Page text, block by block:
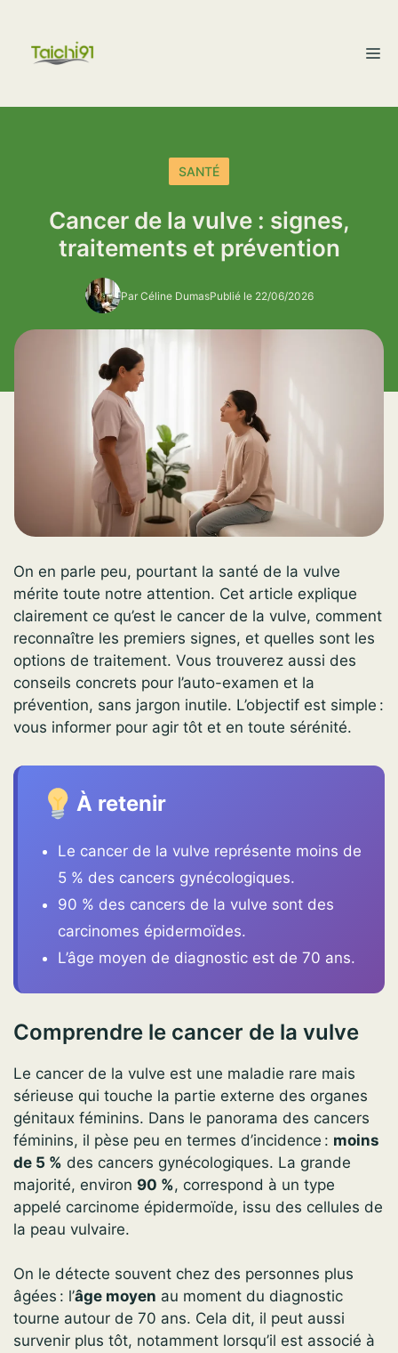
contenu
SANTÉ
Cancer de la vulve : signes,
traitements et prévention
Par Céline DumasPublié le 22/06/2026
On en parle peu, pourtant la santé de la vulve
mérite toute notre attention. Cet article explique
clairement ce qu’est le cancer de la vulve, comment
reconnaître les premiers signes, et quelles sont les
options de traitement. Vous trouverez aussi des
conseils concrets pour l’auto-examen et la
prévention, sans jargon inutile. L’objectif est simple :
vous informer pour agir tôt et en toute sérénité.
À retenir
Le cancer de la vulve représente moins de
5 % des cancers gynécologiques.
90 % des cancers de la vulve sont des
carcinomes épidermoïdes.
L’âge moyen de diagnostic est de 70 ans.
Comprendre le cancer de la vulve
Le cancer de la vulve est une maladie rare mais
sérieuse qui touche la partie externe des organes
génitaux féminins. Dans le panorama des cancers
féminins, il pèse peu en termes d’incidence : moins
de 5 % des cancers gynécologiques. La grande
majorité, environ 90 %, correspond à un type
appelé carcinome épidermoïde, issu des cellules de
la peau vulvaire.
On le détecte souvent chez des personnes plus
âgées : l’âge moyen au moment du diagnostic
tourne autour de 70 ans. Cela dit, il peut aussi
survenir plus tôt, notamment lorsqu’il est associé à